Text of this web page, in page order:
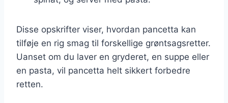
Disse opskrifter viser, hvordan pancetta kan
tilføje en rig smag til forskellige grøntsagsretter.
Uanset om du laver en gryderet, en suppe eller
en pasta, vil pancetta helt sikkert forbedre
retten.